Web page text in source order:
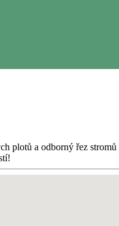
plotů a odborný řez